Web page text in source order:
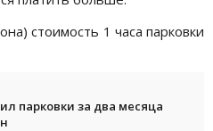
стоимость 1 часа парковки
парковки за два месяца